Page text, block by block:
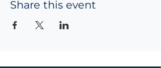
Share this event